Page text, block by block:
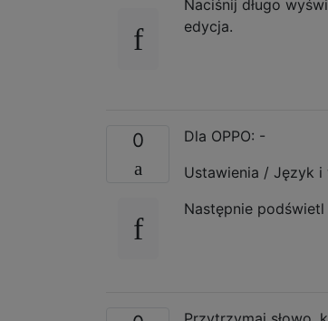
Naciśnij długo
edycja.
0
Dla OPPO: -
Ustawienia / Język i
Następnie